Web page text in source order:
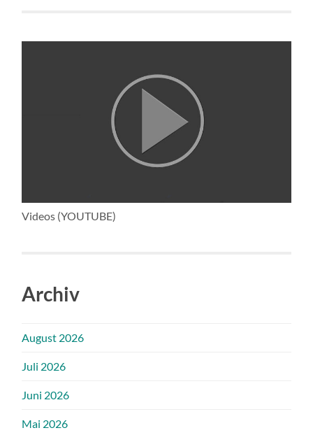
Videos (YOUTUBE)
Archiv
August 2026
Juli 2026
Juni 2026
Mai 2026